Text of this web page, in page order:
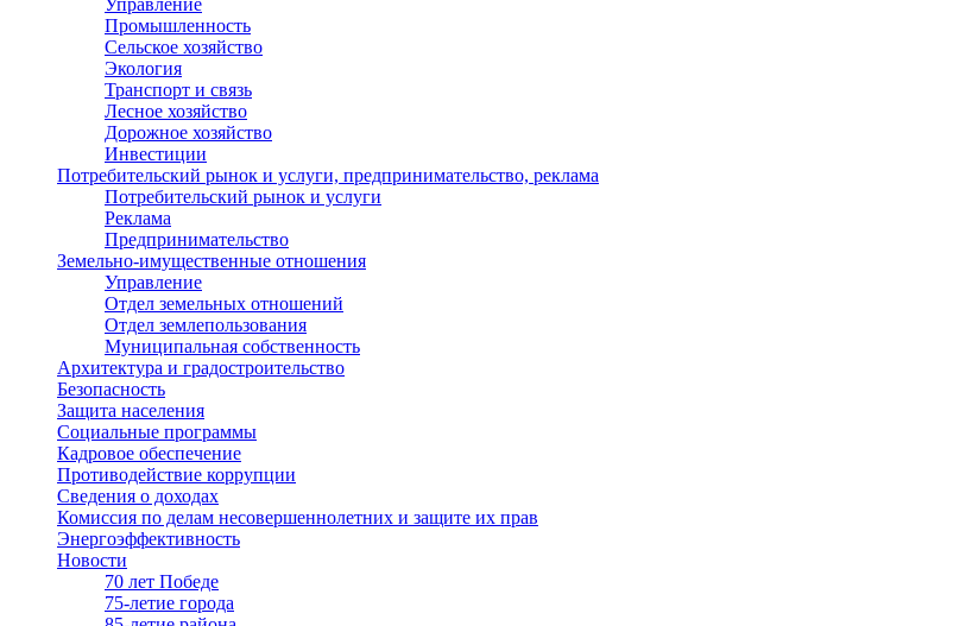
Управление
Промышленность
Сельское хозяйство
Экология
Транспорт и связь
Лесное хозяйство
Дорожное хозяйство
Инвестиции
Потребительский рынок и услуги, предпринимательство, реклама
Потребительский рынок и услуги
Реклама
Предпринимательство
Земельно-имущественные отношения
Управление
Отдел земельных отношений
Отдел землепользования
Муниципальная собственность
Архитектура и градостроительство
Безопасность
Защита населения
Социальные программы
Кадровое обеспечение
Противодействие коррупции
Сведения о доходах
Комиссия по делам несовершеннолетних и защите их прав
Энергоэффективность
Новости
70 лет Победе
75-летие города